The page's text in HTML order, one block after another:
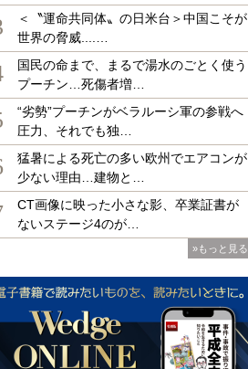
＜〝運命共同体〟の日米台＞中国こそが
世界の脅威....…
国民の命まで、まるで湯水のごとく使う
プーチン…死傷者増…
“劣勢”プーチンがベラルーシ軍の参戦へ
圧力、それでも独…
猛暑による死亡の多い欧州でエアコンが
少ない理由…建物と…
CT画像に映った小さな影、卒業証書が
ないステージ4のが…
»もっと見る